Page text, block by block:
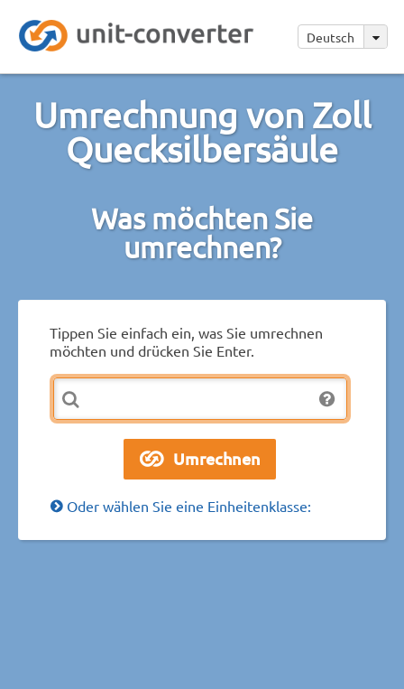
Deutsch
Umrechnung von Zoll
Quecksilbersäule
Was möchten Sie
umrechnen?
Tippen Sie einfach ein, was Sie umrechnen
möchten und drücken Sie Enter.
Oder wählen Sie eine Einheitenklasse: